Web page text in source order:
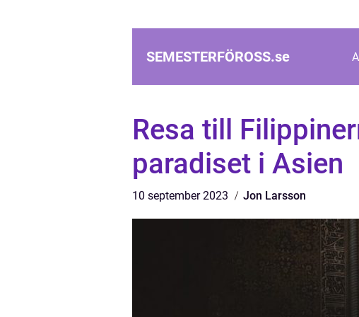
SEMESTERFÖROSS.se
Resa till
paradiset i Asien
10 september 2023 Jon Larsson